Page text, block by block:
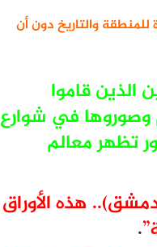
والتاريخ دون أن
الذين قاموا
وصوروها في شوارع
تظهر معالم
هذه الأوراق
.